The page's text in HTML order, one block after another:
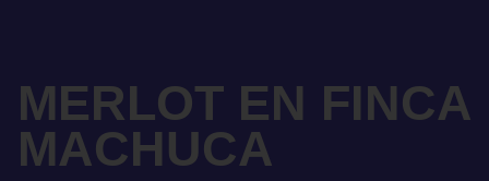
Mendoza Malbec Bodegas Jujuy
MERLOT EN FINCA
MACHUCA